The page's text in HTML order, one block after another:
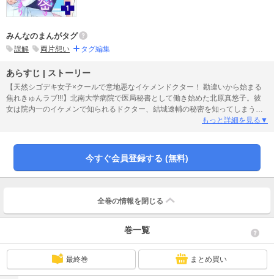
みんなのまんがタグ
誤解 両片想い タグ編集
あらすじ | ストーリー
【天然シゴデキ女子×クールで意地悪なイケメンドクター！ 勘違いから始まる
焦れきゅんラブ!!!】北南大学病院で医局秘書として働き始めた北原真悠子。彼
女は院内一のイケメンで知られるドクター、結城遼輔の秘密を知ってしまう。
それは彼がED（勃起不全）ということだ!真悠子に秘密を知られたと気づいた遼
もっと詳細を見る▼
今すぐ会員登録する (無料)
全巻の情報を 閉じる
巻一覧
最終巻 まとめ買い